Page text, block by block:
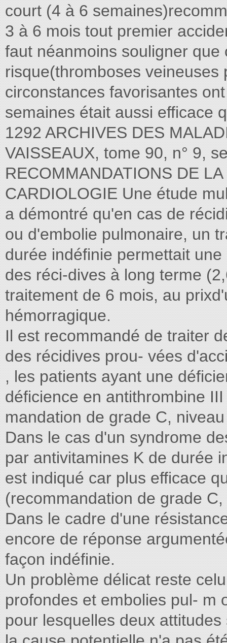
court (4 à 6
3 à 6 mois tout premier
faut néanmoins souligner
risque(thromboses
circonstances favorisantes
semaines était aussi efficace
1292 ARCHIVES DES
VAISSEAUX, tome 90, n° 9,
RECOMMANDATIONS DE
CARDIOLOGIE Une étude
a démontré qu'en cas de
ou d'embolie pulmonaire, un
durée indéfinie permettait
des réci-dives à long terme
traitement de 6 mois, au
hémorragique.
Il est recommandé de traiter
des récidives prou- vées
, les patients ayant une
déficience en antithrombine
mandation de grade C,
Dans le cas d'un syndrome
par antivitamines K de durée
est indiqué car plus efficace
(recommandation de grade
Dans le cadre d'une
encore de réponse
façon indéfinie.
Un problème délicat reste
profondes et embolies pul- m
pour lesquelles deux